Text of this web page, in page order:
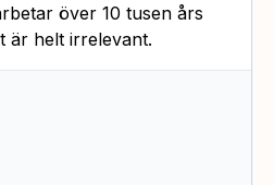
över 10 tusen års
är helt irrelevant.